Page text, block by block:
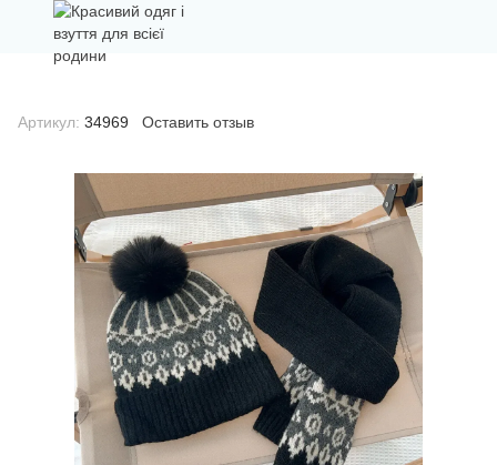
Артикул: 34969 Оставить отзыв